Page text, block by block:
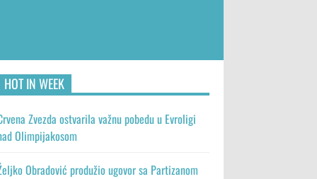
HOT IN WEEK
Zvezda ostvarila važnu pobedu u Evroligi
Olimpijakosom
Obradović produžio ugovor sa Partizanom